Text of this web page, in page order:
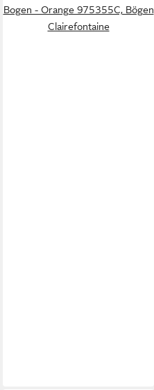
Bogen - Orange 975355C, Bögen
Clairefontaine